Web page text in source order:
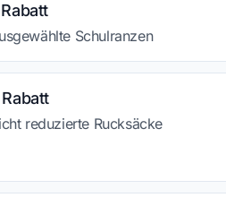
Schulranzen
reduzierte Rucksäcke